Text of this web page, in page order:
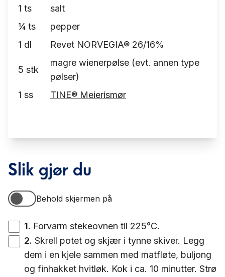
1 ts
salt
¼ ts
pepper
1 dl Revet NORVEGIA® 26/16%
5 stk
magre wienerpølse (evt. annen type
pølser)
1 ss TINE® Meierismør
Slik gjør du
Behold skjermen på
Behold skjermen på
1. Forvarm stekeovnen til 225°C.
2. Skrell potet og skjær i tynne skiver. Legg
dem i en kjele sammen med matfløte, buljong
og finhakket hvitløk. Kok i ca. 10 minutter. Strø